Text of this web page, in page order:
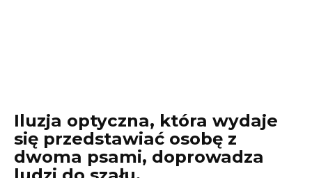
Iluzja optyczna, która wydaje
się przedstawiać osobę z
dwoma psami, doprowadza